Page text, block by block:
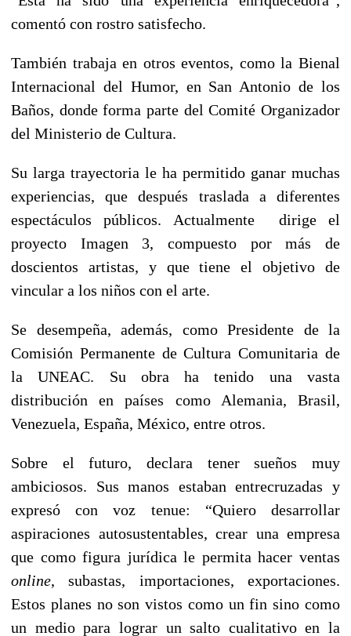
comentó con rostro satisfecho.
También trabaja en otros eventos, como la Bienal
Internacional del Humor, en San Antonio de los
Baños, donde forma parte del Comité Organizador
del Ministerio de Cultura.
Su larga trayectoria le ha permitido ganar muchas
experiencias, que después traslada a diferentes
espectáculos públicos. Actualmente dirige el
proyecto Imagen 3, compuesto por más de
doscientos artistas, y que tiene el objetivo de
vincular a los niños con el arte.
Se desempeña, además, como Presidente de la
Comisión Permanente de Cultura Comunitaria de
la UNEAC. Su obra ha tenido una vasta
distribución en países como Alemania, Brasil,
Venezuela, España, México, entre otros.
Sobre el futuro, declara tener sueños muy
ambiciosos. Sus manos estaban entrecruzadas y
expresó con voz tenue: “Quiero desarrollar
aspiraciones autosustentables, crear una empresa
que como figura jurídica le permita hacer ventas
online, subastas, importaciones, exportaciones.
Estos planes no son vistos como un fin sino como
un medio para lograr un salto cualitativo en la